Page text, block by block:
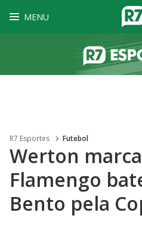
MENU
R7 Esportes Futebol
Werton
Flamengo
Bento pela